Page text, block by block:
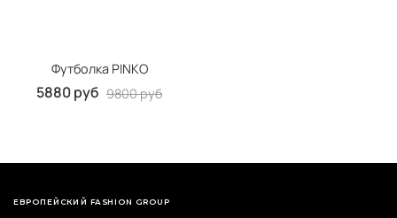
Футболка PINKO
5880 руб 9800 руб
ЕВРОПЕЙСКИЙ FASHION GROUP